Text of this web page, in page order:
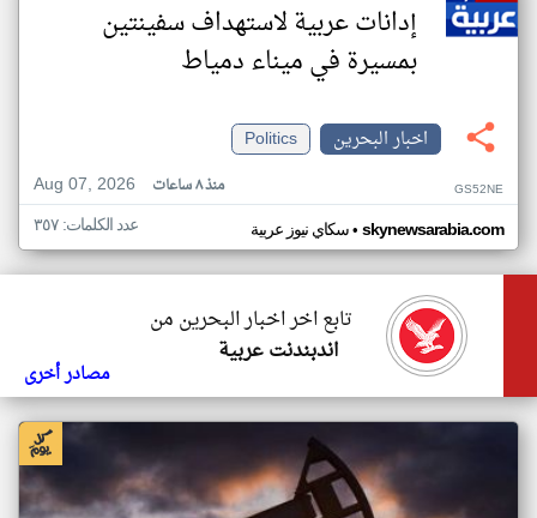
إدانات عربية لاستهداف سفينتين
بمسيرة في ميناء دمياط
اخبار البحرين
Politics
Aug 07, 2026
منذ ٨ ساعات GS52NE
سكاي نيوز عربية• skynewsarabia.com عدد الكلمات: ٣٥٧
تابع اخر اخبار البحرين من
اندبندنت عربية
مصادر أخرى